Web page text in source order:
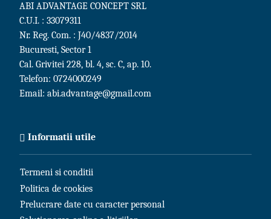
ABI ADVANTAGE CONCEPT SRL
C.U.I. : 33079311
Nr. Reg. Com. : J40/4837/2014
Bucuresti, Sector 1
Cal. Grivitei 228, bl. 4, sc. C, ap. 10.
Telefon: 0724000249
Email: abi.advantage@gmail.com
Informatii utile
Termeni si conditii
Politica de cookies
Prelucrare date cu caracter personal